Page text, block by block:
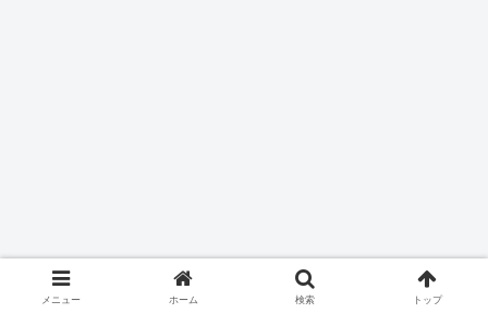
メニュー ホーム 検索 トップ